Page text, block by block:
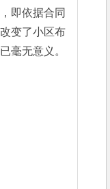
即依据合同
变了小区布
毫无意义。